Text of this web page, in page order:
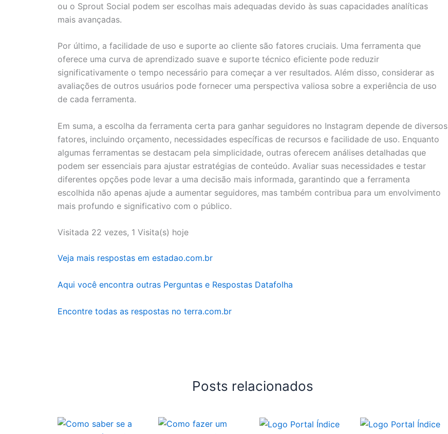
ou o Sprout Social podem ser escolhas mais adequadas devido às suas capacidades analíticas
mais avançadas.
Por último, a facilidade de uso e suporte ao cliente são fatores cruciais. Uma ferramenta que
oferece uma curva de aprendizado suave e suporte técnico eficiente pode reduzir
significativamente o tempo necessário para começar a ver resultados. Além disso, considerar as
avaliações de outros usuários pode fornecer uma perspectiva valiosa sobre a experiência de uso
de cada ferramenta.
Em suma, a escolha da ferramenta certa para ganhar seguidores no Instagram depende de diversos
fatores, incluindo orçamento, necessidades específicas de recursos e facilidade de uso. Enquanto
algumas ferramentas se destacam pela simplicidade, outras oferecem análises detalhadas que
podem ser essenciais para ajustar estratégias de conteúdo. Avaliar suas necessidades e testar
diferentes opções pode levar a uma decisão mais informada, garantindo que a ferramenta
escolhida não apenas ajude a aumentar seguidores, mas também contribua para um envolvimento
mais profundo e significativo com o público.
Visitada 22 vezes, 1 Visita(s) hoje
Veja mais respostas em estadao.com.br
Aqui você encontra outras Perguntas e Respostas Datafolha
Encontre todas as respostas no terra.com.br
Posts relacionados